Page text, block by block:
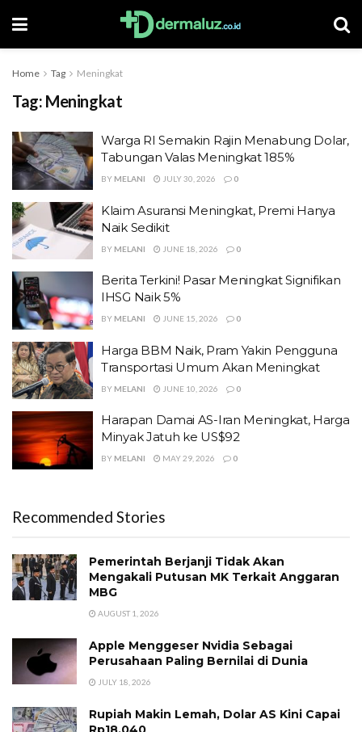
Home Tag Meningkat
Tag: Meningkat
Warga RI Semakin Rajin Menabung Dolar,
Tabungan Valas Meningkat 185%
BY MELANI JULY 30, 2026 0
Klaim Asuransi Meningkat, Premi Hanya
Naik Sedikit
BY MELANI JUNE 18, 2026 0
Berita Terkini! Pasar Meningkat Signifikan
IHSG Naik 5%
BY MELANI JUNE 15, 2026 0
Harga BBM Naik, Pram Yakin Pengguna
Transportasi Umum Akan Meningkat
BY MELANI JUNE 10, 2026 0
Harapan Damai AS-Iran Meningkat, Harga
Minyak Jatuh ke US$92
BY MELANI MAY 29, 2026 0
Recommended Stories
Pemerintah Berjanji Tidak Akan
Mengakali Putusan MK Terkait Anggaran
MBG
AUGUST 1, 2026
Apple Menggeser Nvidia Sebagai
Perusahaan Paling Bernilai di Dunia
JULY 18, 2026
Rupiah Makin Lemah, Dolar AS Kini Capai